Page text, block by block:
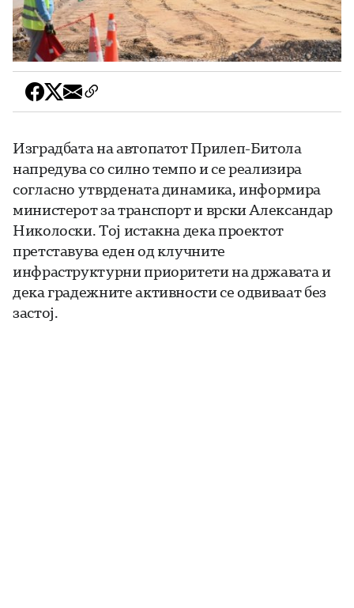
Изградбата на автопатот Прилеп-Битола
напредува со силно темпо и се реализира
согласно утврдената динамика, информира
министерот за транспорт и врски Александар
Николоски. Тој истакна дека проектот
претставува еден од клучните
инфраструктурни приоритети на државата и
дека градежните активности се одвиваат без
застој.